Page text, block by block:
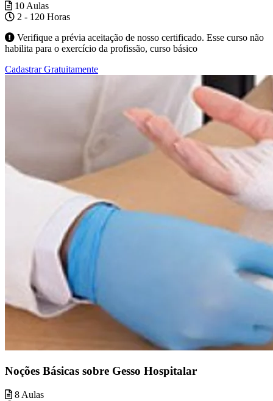
10 Aulas
2 - 120 Horas
Verifique a prévia aceitação de nosso certificado. Esse curso não
habilita para o exercício da profissão, curso básico
Cadastrar Gratuitamente
Noções Básicas sobre Gesso Hospitalar
8 Aulas